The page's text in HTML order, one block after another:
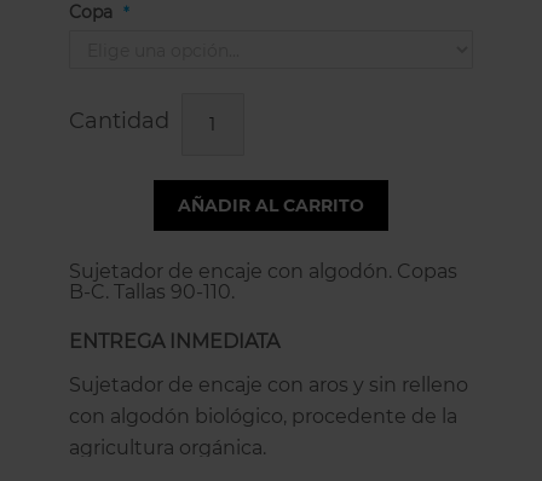
Copa
Cantidad
AÑADIR AL CARRITO
Sujetador de encaje con algodón. Copas
B-C. Tallas 90-110.
ENTREGA INMEDIATA
Sujetador de encaje con aros y sin relleno
con algodón biológico, procedente de la
agricultura orgánica.